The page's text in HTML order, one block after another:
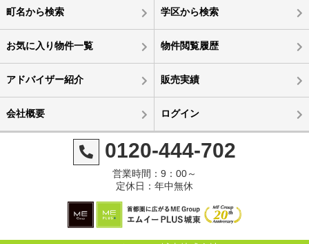
町名から検索 学区から検索
お気に入り物件一覧 物件閲覧履歴
アドバイザー紹介 販売実績
会社概要 ログイン
0120-444-702
営業時間：9：00～
定休日：年中無休